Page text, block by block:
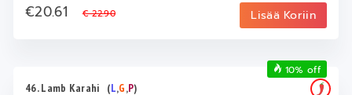
€20.61€ 22.90 Lisää Koriin
46. Lamb Karahi (L,G,P)
10% off